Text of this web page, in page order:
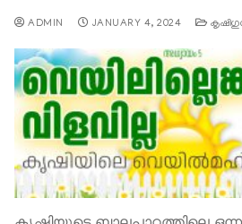
ADMIN JANUARY 4, 2024